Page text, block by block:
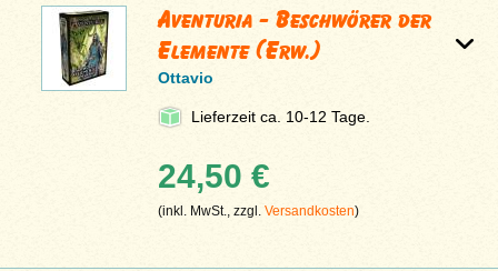
Aventuria - Beschwörer der
Elemente (Erw.)
Ottavio
Lieferzeit ca. 10-12 Tage.
24,50 €
(inkl. MwSt., zzgl.Versandkosten)